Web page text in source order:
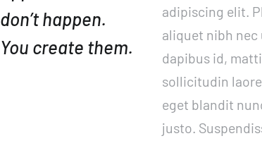
don’t happen.
You create them.
adipiscing elit.
aliquet nibh nec
dapibus id,
sollicitudin
eget blandit
justo.